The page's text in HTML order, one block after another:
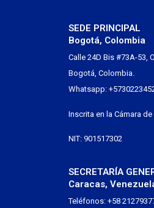
SEDE PRINCIPAL
Bogotá, Colombia
Calle 24D Bis #73A-53,
Bogotá, Colombia.
Whatsapp:
Inscrita en la Cámara
NIT: 901517302
SECRETARÍA
Caracas,
Teléfonos: +58